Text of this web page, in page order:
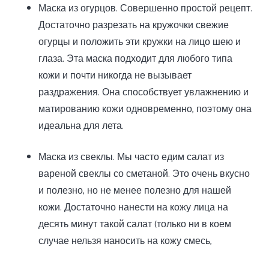
Маска из огурцов. Совершенно простой рецепт.
Достаточно разрезать на кружочки свежие
огурцы и положить эти кружки на лицо шею и
глаза. Эта маска подходит для любого типа
кожи и почти никогда не вызывает
раздражения. Она способствует увлажнению и
матированию кожи одновременно, поэтому она
идеальна для лета.
Маска из свеклы. Мы часто едим салат из
вареной свеклы со сметаной. Это очень вкусно
и полезно, но не менее полезно для нашей
кожи. Достаточно нанести на кожу лица на
десять минут такой салат (только ни в коем
случае нельзя наносить на кожу смесь,